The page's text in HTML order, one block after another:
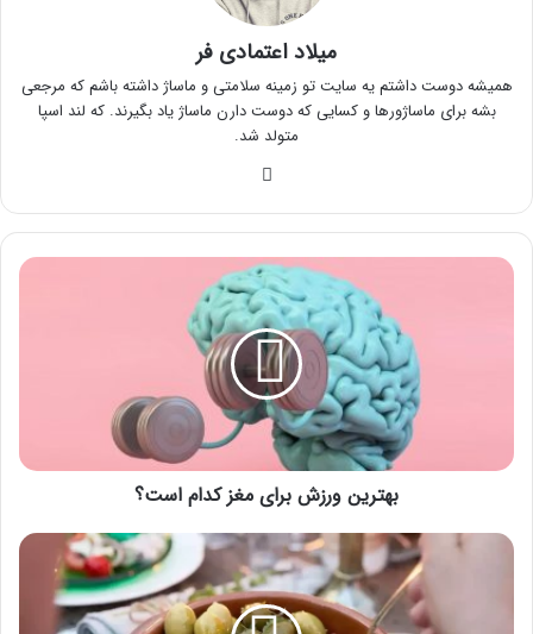
میلاد اعتمادی فر
همیشه دوست داشتم یه سایت تو زمینه سلامتی و ماساژ داشته باشم که مرجعی
بشه برای ماساژورها و کسایی که دوست دارن ماساژ یاد بگیرند. که لند اسپا
متولد شد.
بهترین
بهترین ورزش برای مغز کدام است؟
مهمترین